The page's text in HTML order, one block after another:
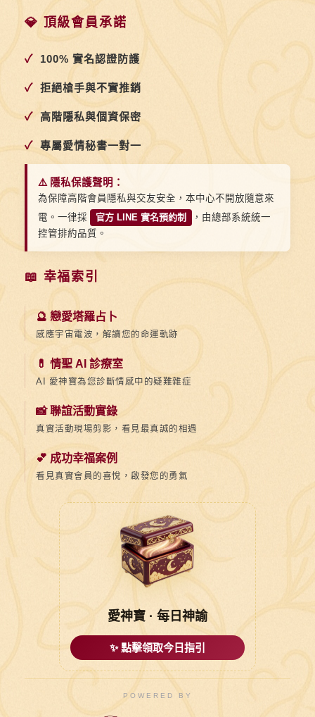
💎 頂級會員承諾
✓ 100% 實名認證防護
✓ 拒絕槍手與不實推銷
✓ 高階隱私與個資保密
✓ 專屬愛情秘書一對一
⚠️ 隱私保護聲明：
為保障高階會員隱私與交友安全，本中心不開放隨意來
電。一律採
官方 LINE 實名預約制
，由總部系統統一
控管排約品質。
📖 幸福索引
🔮 戀愛塔羅占卜
感應宇宙電波，解讀您的命運軌跡
💊 情聖 AI 診療室
AI 愛神寶為您診斷情感中的疑難雜症
📸 聯誼活動實錄
真實活動現場剪影，看見最真誠的相遇
💕 成功幸福案例
看見真實會員的喜悅，啟發您的勇氣
愛神寶 · 每日神諭
✨ 點擊領取今日指引
POWERED BY